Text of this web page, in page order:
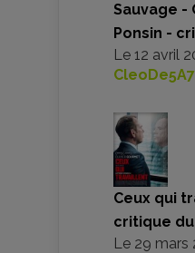
Sauvage -
Ponsin -
Le 12 avril
CleoDe5A7
Ceux qui
critique
Le 29 mars